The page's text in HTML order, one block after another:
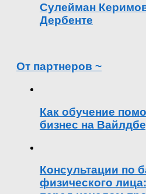
Сулейман
Дербенте
От партнеров ~
Как обучение
бизнес на
Консультации по
физического